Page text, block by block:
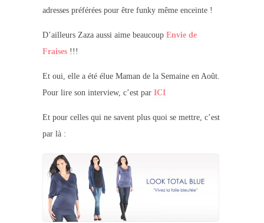
adresses préférées pour être funky même enceinte!
D’ailleurs Zaza aussi aime beaucoup Envie de
Fraises !!!
Et oui, elle a été élue Maman de la Semaine en Août.
Pour lire son interview, c’est par ICI
Et pour celles qui ne savent plus quoi se mettre, c’est
par là :